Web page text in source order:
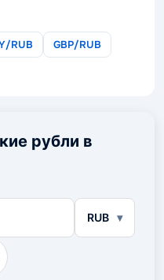
RUB
GBP/RUB
рубли в
RUB